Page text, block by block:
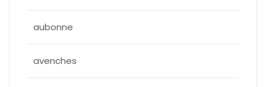
aubonne
avenches